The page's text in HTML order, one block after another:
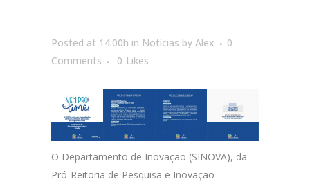
Posted at 14:00h in Notícias by Alex
0
Comments
0 Likes
O Departamento de Inovação (SINOVA), da
Pró-Reitoria de Pesquisa e Inovação